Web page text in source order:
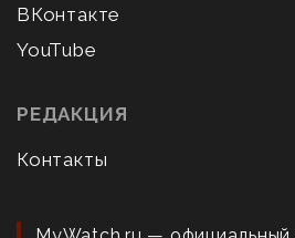
ВКонтакте
YouTube
РЕДАКЦИЯ
Контакты